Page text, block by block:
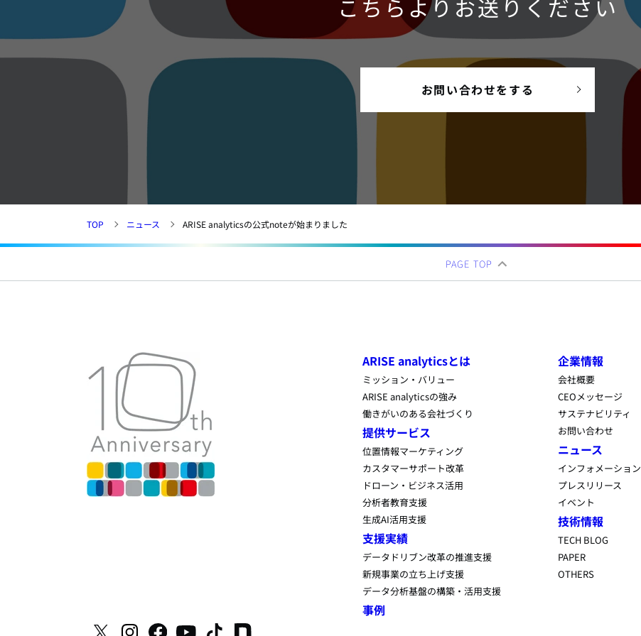
こちらよりお送りください
お問い合わせをする
TOP ニュース ARISE analyticsの公式noteが始まりました
PAGE TOP
ARISE analyticsとは
ミッション・バリュー
ARISE analyticsの強み
働きがいのある会社づくり
提供サービス
位置情報マーケティング
カスタマーサポート改革
ドローン・ビジネス活用
分析者教育支援
生成AI活用支援
支援実績
データドリブン改革の推進支援
新規事業の立ち上げ支援
データ分析基盤の構築・活用支援
事例
企業情報
会社概要
CEOメッセージ
サステナビリティ
お問い合わせ
ニュース
インフォメーション
プレスリリース
イベント
技術情報
TECH BLOG
PAPER
OTHERS